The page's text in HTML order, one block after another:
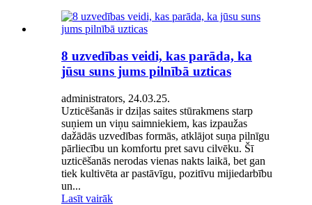
8 uzvedības veidi, kas parāda, ka
jūsu suns jums pilnībā uzticas
administrators, 24.03.25.
Uzticēšanās ir dziļas saites stūrakmens starp
suņiem un viņu saimniekiem, kas izpaužas
dažādās uzvedības formās, atklājot suņa pilnīgu
pārliecību un komfortu pret savu cilvēku. Šī
uzticēšanās nerodas vienas nakts laikā, bet gan
tiek kultivēta ar pastāvīgu, pozitīvu mijiedarbību
un...
Lasīt vairāk